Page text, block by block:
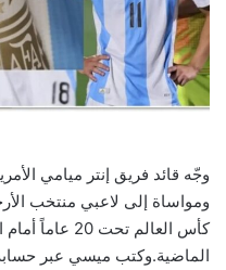
وجّه قائد فريق إنتر ميامي
ومواساة إلى لاعبي منتخب
كأس العالم تحت
الماضية.وكتب ميسي عبر